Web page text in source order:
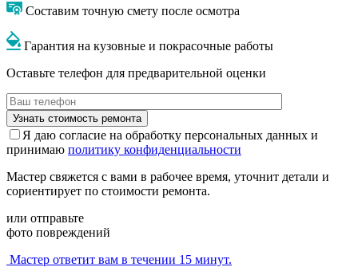
Составим точную смету после осмотра
Гарантия на кузовные и покрасочные работы
Оставьте телефон для предварительной оценки
Я даю согласие на обработку персональных данных и
принимаю политику конфиденциальности
Мастер свяжется с вами в рабочее время, уточнит детали и
сориентирует по стоимости ремонта.
или отправьте
фото повреждений
Мастер ответит вам в течении 15 минут.